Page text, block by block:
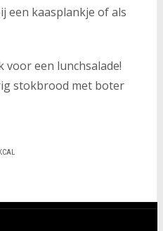
een kaasplankje of als
een lunchsalade!
stokbrood met boter